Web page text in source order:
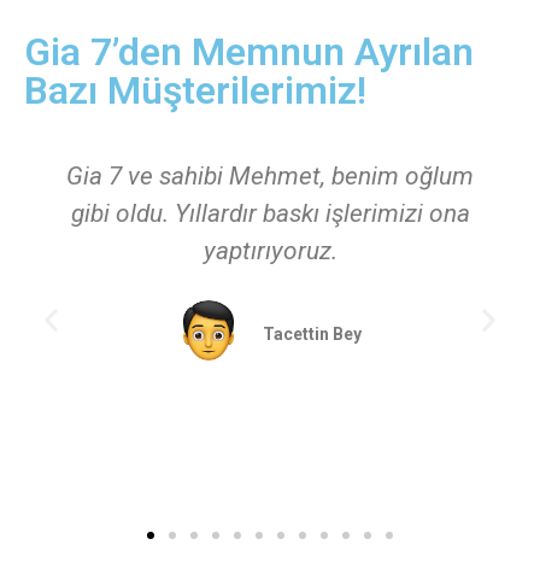
Gia 7’den Memnun Ayrılan
Bazı Müşterilerimiz!
Mehmet, benim oğlum
baskı işlerimizi ona
Bayrakli da
memnun kaldik
getirdikleri için